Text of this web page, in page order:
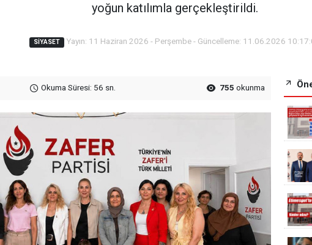
yoğun katılımla gerçekleştirildi.
SIYASET Yayın: 11 Haziran 2026 - Perşembe - Güncelleme: 11.06.2026
Okuma Süresi: 56 sn. 755 okunma